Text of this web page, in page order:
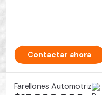
Contactar ahora
Farellones Automotriz